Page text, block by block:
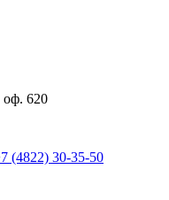
оф. 620
(4822) 30-35-50